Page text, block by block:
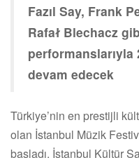
Fazıl Say, Frank
Rafał Blechacz
performanslarıyla
devam edecek
Türkiye’nin en prestijli
olan İstanbul Müzik
başladı. İstanbul Kültür